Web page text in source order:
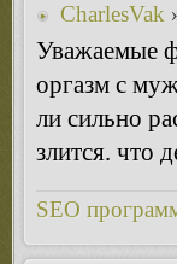
CharlesVak
Уважаемые
оргазм с
ли сильно
злится. что
SEO